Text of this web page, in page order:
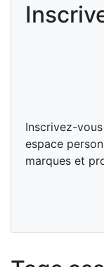
Inscrivez-
espace
marques et